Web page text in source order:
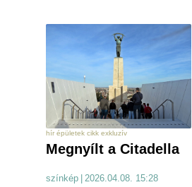
hír épületek cikk exkluzív
Megnyílt a Citadella
színkép 2026.04.08. 15:28